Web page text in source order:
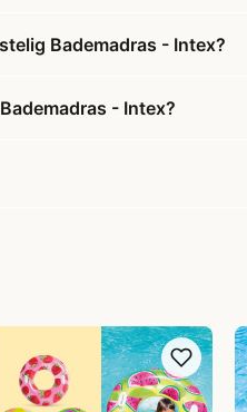
Bademadras - Intex?
- Intex?